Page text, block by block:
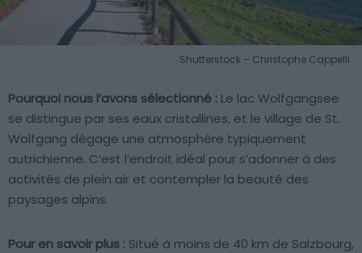
Shutterstock – Christophe Cappelli
Pourquoi nous l’avons sélectionné : Le lac Wolfgangsee
se distingue par ses eaux cristallines, et le village de St.
Wolfgang dégage une atmosphère typiquement
autrichienne. C’est l’endroit idéal pour s’adonner à des
activités de plein air et contempler la beauté des
paysages alpins.
Pour en savoir plus : Situé à moins de 40 km de Salzbourg,